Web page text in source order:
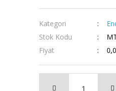
Kategori
Stok Kodu
Fiyat